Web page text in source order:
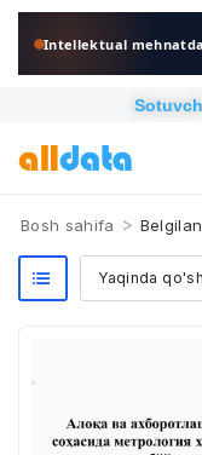
Intellektual
Bosh sahifa >